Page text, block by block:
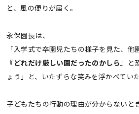
と、風の便りが届く。
永保園長は、
「入学式で卒園児たちの様子を見た、他
『どれだけ厳しい園だったのかしら』 と
ょう」と、いたずらな笑みを浮かべていた
子どもたちの行動の理由が分からないと